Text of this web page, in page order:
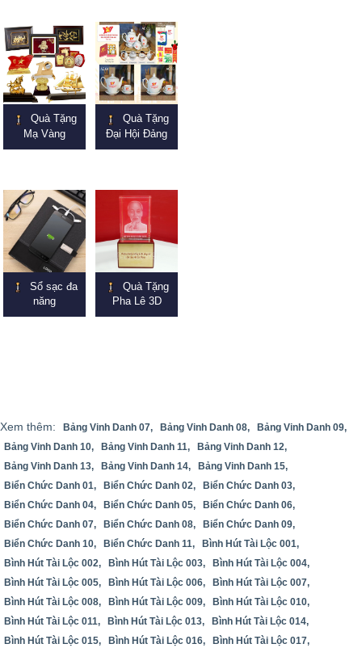
Quà Tặng
Mạ Vàng
Quà Tặng
Đại Hội Đảng
Sổ sạc đa
năng
Quà Tặng
Pha Lê 3D
Xem thêm: Bảng Vinh Danh 07, Bảng Vinh Danh 08,
Bảng Vinh Danh 09,
Bảng Vinh Danh 10,
Bảng Vinh Danh 11,
Bảng Vinh Danh 12,
Bảng Vinh Danh 13,
Bảng Vinh Danh 14,
Bảng Vinh Danh 15,
Biển Chức Danh 01,
Biển Chức Danh 02,
Biển Chức Danh 03,
Biển Chức Danh 04,
Biển Chức Danh 05,
Biển Chức Danh 06,
Biển Chức Danh 07,
Biển Chức Danh 08,
Biển Chức Danh 09,
Biển Chức Danh 10,
Biển Chức Danh 11,
Bình Hút Tài Lộc 001,
Bình Hút Tài Lộc 002,
Bình Hút Tài Lộc 003,
Bình Hút Tài Lộc 004,
Bình Hút Tài Lộc 005,
Bình Hút Tài Lộc 006,
Bình Hút Tài Lộc 007,
Bình Hút Tài Lộc 008,
Bình Hút Tài Lộc 009,
Bình Hút Tài Lộc 010,
Bình Hút Tài Lộc 011,
Bình Hút Tài Lộc 013,
Bình Hút Tài Lộc 014,
Bình Hút Tài Lộc 015,
Bình Hút Tài Lộc 016,
Bình Hút Tài Lộc 017,